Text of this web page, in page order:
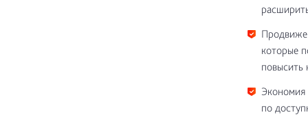
которые
повысить
Экономия
по